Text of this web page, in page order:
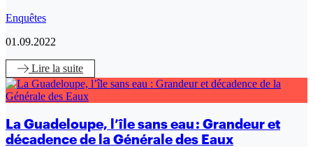
Enquêtes
01.09.2022
Lire la suite
La Guadeloupe, l’île sans eau : Grandeur et
décadence de la Générale des Eaux